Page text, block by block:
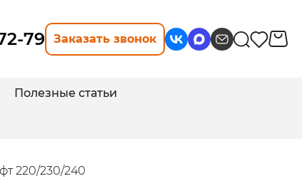
79 Заказать звонок
Полезные статьи
220/230/240